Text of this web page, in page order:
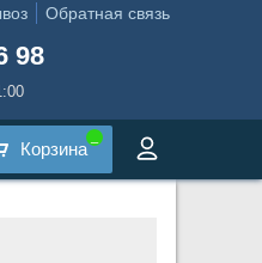
Обратная связь
98
Корзина